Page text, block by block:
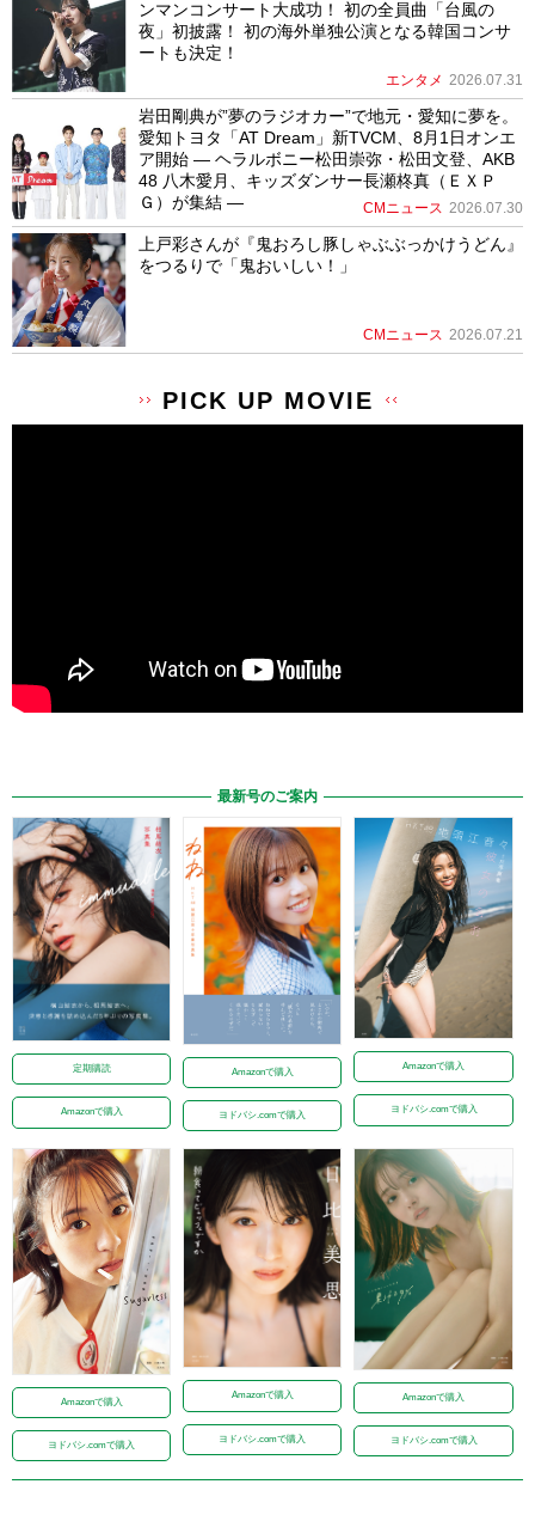
ンマンコンサート大成功！ 初の全員曲「台風の
夜」初披露！ 初の海外単独公演となる韓国コンサ
ートも決定！
エンタメ 2026.07.31
岩田剛典が”夢のラジオカー”で地元・愛知に夢を。
愛知トヨタ「AT Dream」新TVCM、8月1日オンエ
ア開始 ― ヘラルボニー松田崇弥・松田文登、AKB
48 八木愛月、キッズダンサー長瀬柊真（ＥＸＰ
Ｇ）が集結 ―
CMニュース 2026.07.30
上戸彩さんが『鬼おろし豚しゃぶぶっかけうどん』
をつるりで「鬼おいしい！」
CMニュース 2026.07.21
PICK UP MOVIE
最新号のご案内
定期購読
Amazonで購入
Amazonで購入
ヨドバシ.comで購入
Amazonで購入
ヨドバシ.comで購入
Amazonで購入
ヨドバシ.comで購入
Amazonで購入
ヨドバシ.comで購入
Amazonで購入
ヨドバシ.comで購入